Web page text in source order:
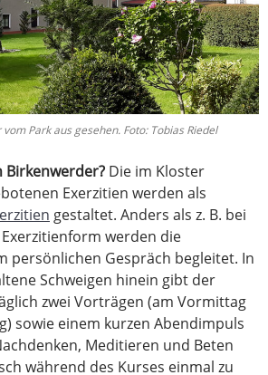
Park aus gesehen. Foto: Tobias Riedel
Birkenwerder? Die im Kloster
Exerzitien werden als
gestaltet. Anders als z. B. bei
werden die
persönlichen Gespräch begleitet. In
Schweigen hinein gibt der
zwei Vorträgen (am Vormittag
sowie einem kurzen Abendimpuls
Meditieren und Beten
während des Kurses einmal zu